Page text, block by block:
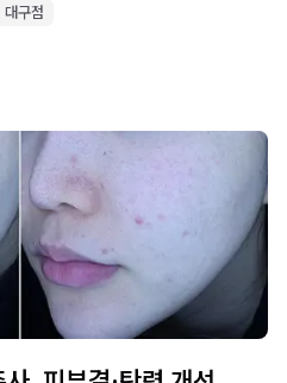
대구점